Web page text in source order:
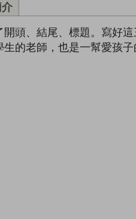
頭、結尾、標題。寫好
的老師，也是一幫愛孩